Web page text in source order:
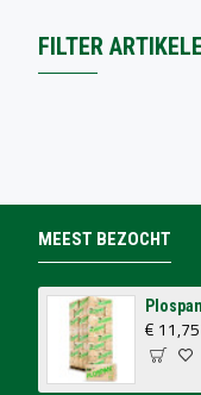
FILTER
MEEST BEZOCHT
€ 11,75